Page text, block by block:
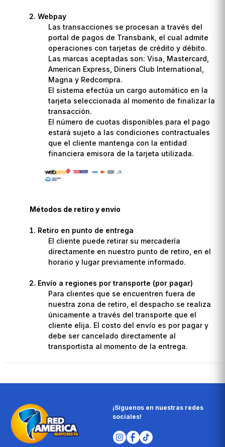
Webpay
Las transacciones se procesan a través del
portal de pagos de Transbank, el cual admite
operaciones con tarjetas de crédito y débito.
Las marcas aceptadas son: Visa, Mastercard,
American Express, Diners Club International,
Magna y Redcompra.
El sistema efectúa un cargo automático en la
tarjeta seleccionada al momento de finalizar la
transacción.
El número de cuotas disponibles para el pago
estará sujeto a las condiciones contractuales
que el cliente mantenga con la entidad
financiera emisora de la tarjeta utilizada.
Métodos de retiro y envío
Retiro en punto de entrega
El cliente puede retirar su mercadería
directamente en nuestro punto de retiro, en el
horario y lugar previamente informado.
Envío a regiones por transporte (por pagar)
Para clientes que se encuentren fuera de
nuestra zona de retiro, el despacho se realiza
únicamente a través del transporte que el
cliente elija. El costo del envío es por pagar y
debe ser cancelado directamente al
transportista al momento de la entrega.
¡Síguenos en nuestras redes
sociales!